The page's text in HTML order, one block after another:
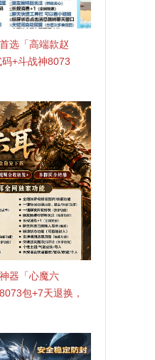
选「高端款赵
+斗战神8073
拍拍卡激活码
器「心魔六
包+7天退换，
码商城